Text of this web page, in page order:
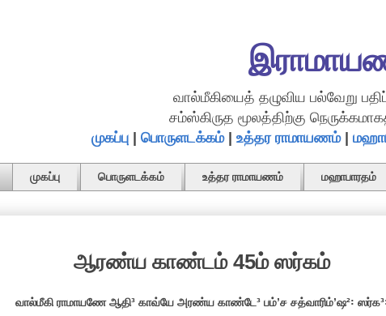
வால்மீகியைத் தழுவிய பல்வேறு
சம்ஸ்கிருத மூலத்திற்கு
முகப்பு| பொருளடக்கம்| உத்தர ராமாயணம்|
முகப்பு பொருளடக்கம் உத்தர ராமாயணம் மஹாபாரதம்
ஆரண்ய காண்டம் 45ம் ஸர்கம்
வால்மீகி ராமாயணே ஆதி³ காவ்யே அரண்ய காண்டே³ பம்ʼச சத்வாரிம்ʼஷ²꞉